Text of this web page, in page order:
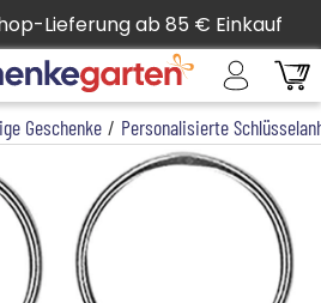
Lieferung ab 85 € Einkauf
Geschenke / Personalisierte